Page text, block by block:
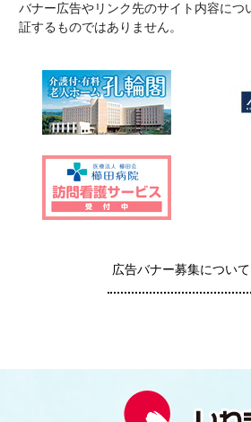
バナー広告やリンク先のサイト内容につ
証するものではありません。
広告バナー募集について